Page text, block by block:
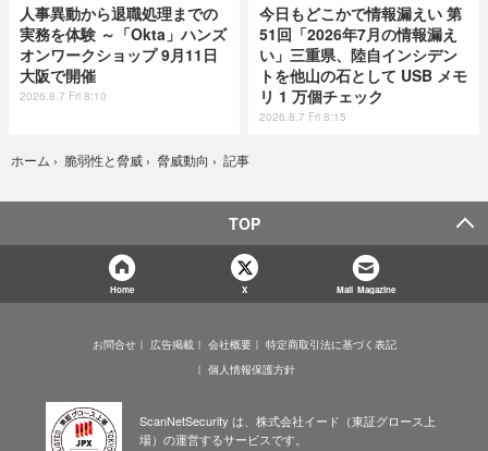
人事異動から退職処理までの
実務を体験 ～「Okta」ハンズ
オンワークショップ 9月11日
大阪で開催
2026.8.7 Fri 8:10
今日もどこかで情報漏えい 第
51回「2026年7月の情報漏え
い」三重県、陸自インシデン
トを他山の石として USB メモ
リ 1 万個チェック
2026.8.7 Fri 8:15
ホーム › 脆弱性と脅威 › 脅威動向 › 記事
TOP
Home X Mail Magazine
お問合せ 広告掲載 会社概要
特定商取引法に基づく表記
個人情報保護方針
ScanNetSecurity は、株式会社イード（東証グロース上
場）の運営するサービスです。